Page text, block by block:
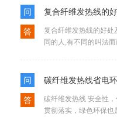
问 复合纤维发热线的
答
复合纤维发热线的好处
同的人,有不同的叫法
问 碳纤维发热线省电
答
碳纤维发热线 安全性
贯彻落实，绿色环保也